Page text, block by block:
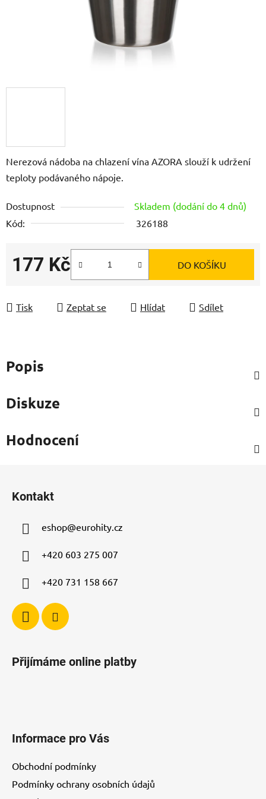
Nerezová nádoba na chlazení vína AZORA slouží k udržení
teploty podávaného nápoje.
Dostupnost
Skladem (dodání do 4 dnů)
Kód:
326188
177 Kč DO KOŠÍKU
Tisk Zeptat se Hlídat Sdílet
Popis
Diskuze
Hodnocení
Kontakt
eshop@eurohity.cz
+420 603 275 007
+420 731 158 667
Přijímáme online platby
Informace pro Vás
Obchodní podmínky
Podmínky ochrany osobních údajů